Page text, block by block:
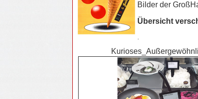
Bilder der
Übersicht